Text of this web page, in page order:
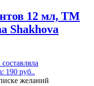
12 мл, ТМ
Shakhova
190 руб..
желаний